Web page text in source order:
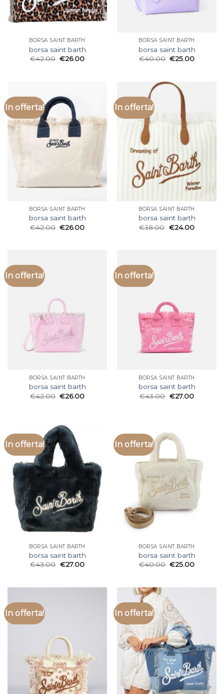
BORSA SAINT BARTH
borsa saint barth
€42.00 €26.00
BORSA SAINT BARTH
borsa saint barth
€40.00 €25.00
In offerta!
BORSA SAINT BARTH
borsa saint barth
€42.00 €26.00
In offerta!
BORSA SAINT BARTH
borsa saint barth
€38.00 €24.00
In offerta!
BORSA SAINT BARTH
borsa saint barth
€42.00 €26.00
In offerta!
BORSA SAINT BARTH
borsa saint barth
€43.00 €27.00
In offerta!
BORSA SAINT BARTH
borsa saint barth
€43.00 €27.00
In offerta!
BORSA SAINT BARTH
borsa saint barth
€40.00 €25.00
In offerta! In offerta!